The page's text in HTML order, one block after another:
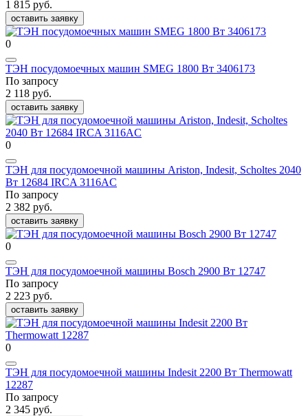
1 815 руб.
оставить заявку
0
ТЭН посудомоечных машин SMEG 1800 Вт 3406173
По запросу
2 118 руб.
оставить заявку
0
ТЭН для посудомоечной машины Ariston, Indesit, Scholtes 2040
Вт 12684 IRCA 3116AC
По запросу
2 382 руб.
оставить заявку
0
ТЭН для посудомоечной машины Bosch 2900 Вт 12747
По запросу
2 223 руб.
оставить заявку
0
ТЭН для посудомоечной машины Indesit 2200 Вт Thermowatt
12287
По запросу
2 345 руб.